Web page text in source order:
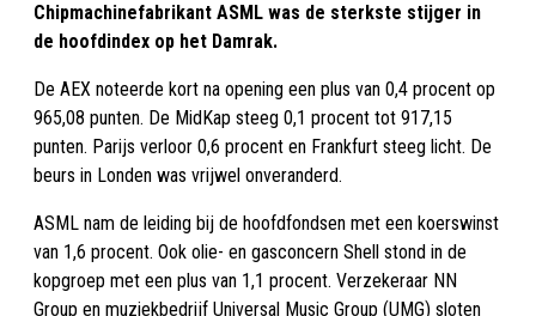
Chipmachinefabrikant ASML was de sterkste stijger in
de hoofdindex op het Damrak.
De AEX noteerde kort na opening een plus van 0,4 procent op
965,08 punten. De MidKap steeg 0,1 procent tot 917,15
punten. Parijs verloor 0,6 procent en Frankfurt steeg licht. De
beurs in Londen was vrijwel onveranderd.
ASML nam de leiding bij de hoofdfondsen met een koerswinst
van 1,6 procent. Ook olie- en gasconcern Shell stond in de
kopgroep met een plus van 1,1 procent. Verzekeraar NN
Group en muziekbedrijf Universal Music Group (UMG) sloten